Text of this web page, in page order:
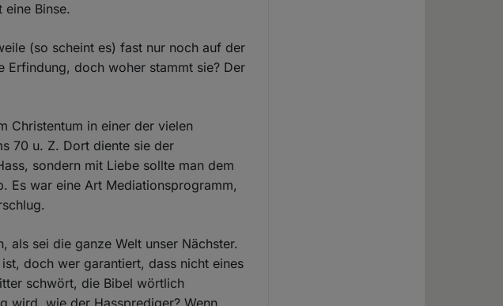
Binse.
(so scheint es) fast nur noch auf der
Erfindung, doch woher stammt sie? Der
Christentum in einer der vielen
70 u. Z. Dort diente sie der
sondern mit Liebe sollte man dem
Es war eine Art Mediationsprogramm,
als sei die ganze Welt unser Nächster.
doch wer garantiert, dass nicht eines
schwört, die Bibel wörtlich